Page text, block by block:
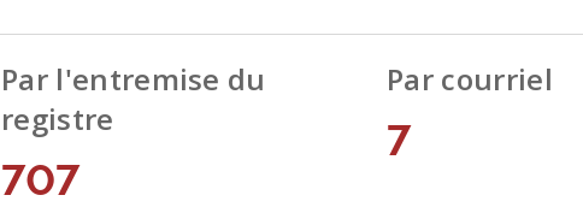
Par l'entremise du
registre
707
Par courriel
7